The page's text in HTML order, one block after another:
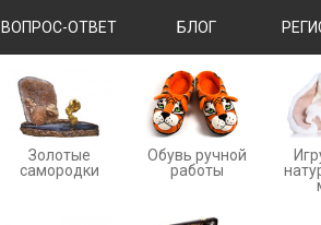
ВОПРОС-ОТВЕТ БЛОГ
Золотые
cамородки
Обувь ручной
работы